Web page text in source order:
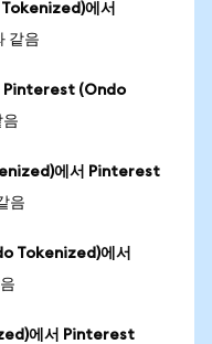
에서
같음
Pinterest (Ondo
음
에서 Pinterest
음
Tokenized)에서
에서 Pinterest